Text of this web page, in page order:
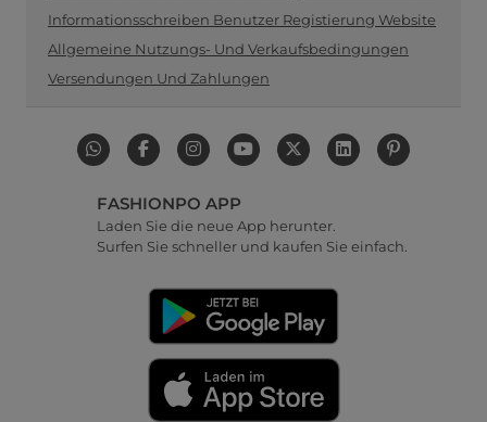
Informationsschreiben Benutzer Registierung Website
Allgemeine Nutzungs- Und Verkaufsbedingungen
Versendungen Und Zahlungen
FASHIONPO APP
Laden Sie die neue App herunter.
Surfen Sie schneller und kaufen Sie einfach.